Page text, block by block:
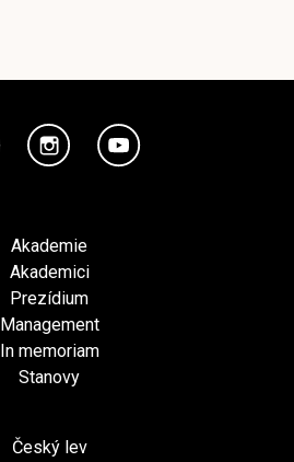
Akademie
Akademici
Prezídium
Management
In memoriam
Stanovy
Český lev